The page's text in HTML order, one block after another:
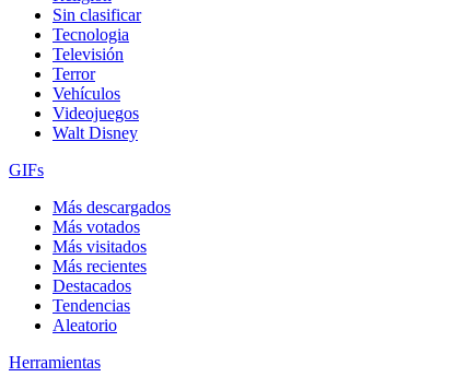
Sin clasificar
Tecnologia
Televisión
Terror
Vehículos
Videojuegos
Walt Disney
GIFs
Más descargados
Más votados
Más visitados
Más recientes
Destacados
Tendencias
Aleatorio
Herramientas